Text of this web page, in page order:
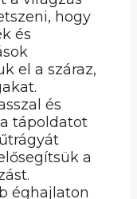
hogy
és
el a száraz,
és
tápoldatot
a
éghajlaton